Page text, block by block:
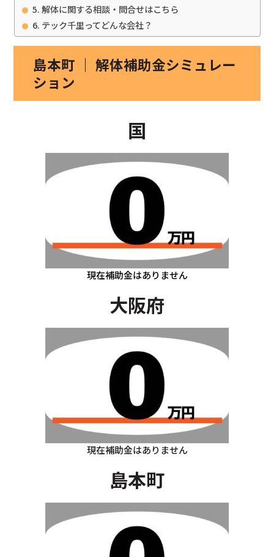
解体に関する相談・問合せはこちら
テック千里ってどんな会社？
島本町 ｜ 解体補助金シミュレー
ション
国
現在補助金はありません
大阪府
現在補助金はありません
島本町